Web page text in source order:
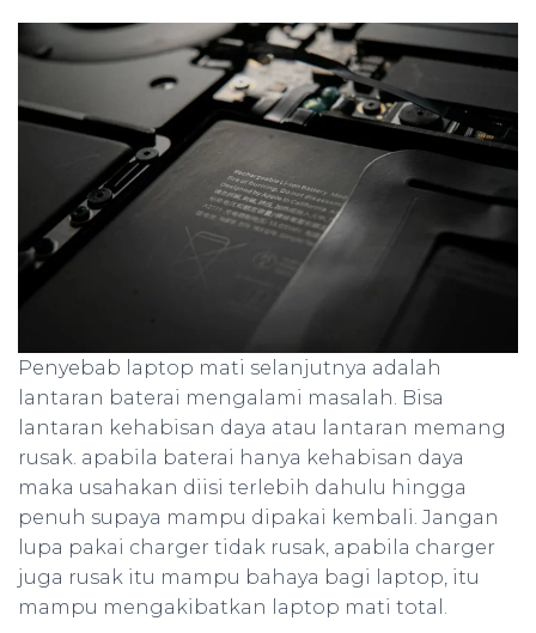
Penyebab laptop mati selanjutnya adalah
lantaran baterai mengalami masalah. Bisa
lantaran kehabisan daya atau lantaran memang
rusak. apabila baterai hanya kehabisan daya
maka usahakan diisi terlebih dahulu hingga
penuh supaya mampu dipakai kembali. Jangan
lupa pakai charger tidak rusak, apabila charger
juga rusak itu mampu bahaya bagi laptop, itu
mampu mengakibatkan laptop mati total.